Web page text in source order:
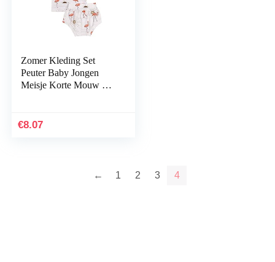
Zomer Kleding Set
Peuter Baby Jongen
Meisje Korte Mouw T-
€8.07
← 1 2 3 4